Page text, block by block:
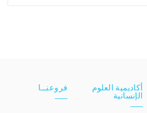
أكاديمية العلوم
الإنسانية
فروعنــا